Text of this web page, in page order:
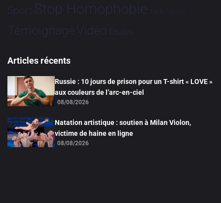
Sport Stop Homophobie Tech Tribune
TémoignageVidéo Études
Articles récents
Russie : 10 jours de prison pour un T-shirt « LOVE »
aux couleurs de l’arc-en-ciel
08/08/2026
Natation artistique : soutien à Milan Violon,
victime de haine en ligne
08/08/2026